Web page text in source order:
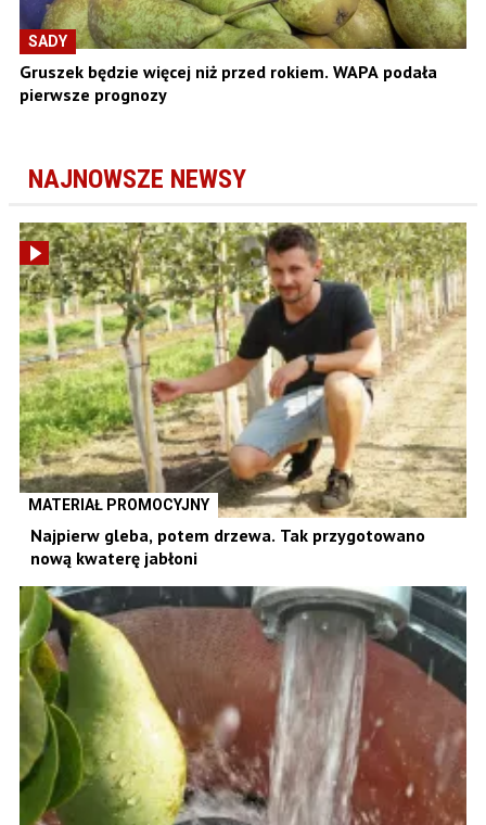
SADY
Gruszek będzie więcej niż przed rokiem. WAPA podała
pierwsze prognozy
NAJNOWSZE NEWSY
MATERIAŁ PROMOCYJNY
Najpierw gleba, potem drzewa. Tak przygotowano
nową kwaterę jabłoni